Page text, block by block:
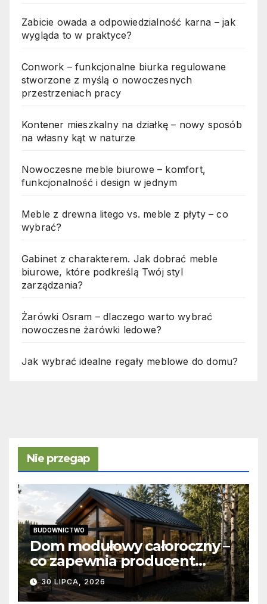
Zabicie owada a odpowiedzialność karna – jak
wygląda to w praktyce?
Conwork – funkcjonalne biurka regulowane
stworzone z myślą o nowoczesnych
przestrzeniach pracy
Kontener mieszkalny na działkę – nowy sposób
na własny kąt w naturze
Nowoczesne meble biurowe – komfort,
funkcjonalność i design w jednym
Meble z drewna litego vs. meble z płyty – co
wybrać?
Gabinet z charakterem. Jak dobrać meble
biurowe, które podkreślą Twój styl
zarządzania?
Żarówki Osram – dlaczego warto wybrać
nowoczesne żarówki ledowe?
Jak wybrać idealne regały meblowe do domu?
Nie przegap
BUDOWNICTWO
Dom modułowy całoroczny –
co zapewnia producent
domów modułowych?
30 LIPCA, 2026